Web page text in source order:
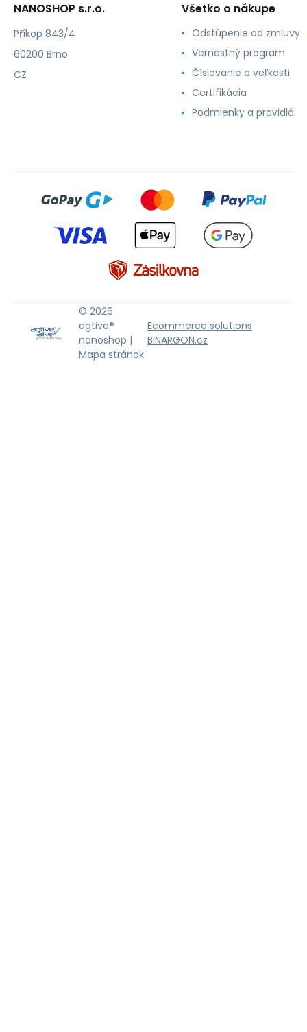
NANOSHOP s.r.o.
Příkop 843/4
60200 Brno
CZ
Všetko o nákupe
Odstúpenie od zmluvy
Vernostný program
Číslovanie a veľkosti
Certifikácia
Podmienky a pravidlá
© 2026
agtive®
nanoshop |
Mapa stránok
Ecommerce solutions
BINARGON.cz